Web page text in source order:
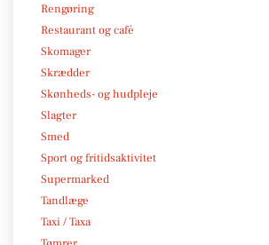
Rengøring
Restaurant og café
Skomager
Skrædder
Skønheds- og hudpleje
Slagter
Smed
Sport og fritidsaktivitet
Supermarked
Tandlæge
Taxi / Taxa